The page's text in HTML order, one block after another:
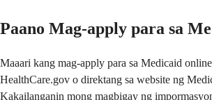
Paano Mag-apply para sa
Maaari kang mag-apply para sa Medicaid
HealthCare.gov o direktang sa website ng
Kakailanganin mong magbigay ng